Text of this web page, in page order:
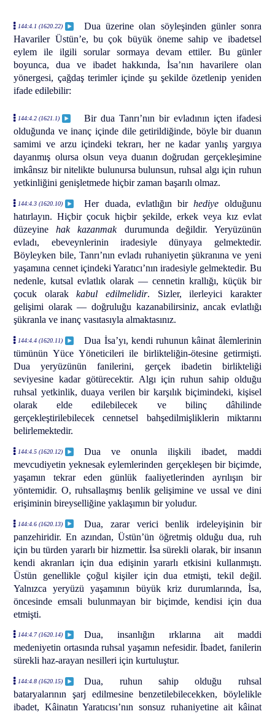
144:4.1 (1620.22)
Dua üzerine olan söyleşinden günler sonra
Havariler Üstün’e, bu çok büyük öneme sahip ve ibadetsel
eylem ile ilgili sorular sormaya devam ettiler. Bu günler
boyunca, dua ve ibadet hakkında, İsa’nın havarilere olan
yönergesi, çağdaş terimler içinde şu şekilde özetlenip yeniden
ifade edilebilir:
144:4.2 (1621.1)
Bir dua Tanrı’nın bir evladının içten ifadesi
olduğunda ve inanç içinde dile getirildiğinde, böyle bir duanın
samimi ve arzu içindeki tekrarı, her ne kadar yanlış yargıya
dayanmış olursa olsun veya duanın doğrudan gerçekleşimine
imkânsız bir nitelikte bulunursa bulunsun, ruhsal algı için ruhun
yetkinliğini genişletmede hiçbir zaman başarılı olmaz.
144:4.3 (1620.10) Her duada, evlatlığın birhediye olduğunu
hatırlayın. Hiçbir çocuk hiçbir şekilde, erkek veya kız evlat
düzeyinehak kazanmakdurumunda değildir. Yeryüzünün
evladı, ebeveynlerinin iradesiyle dünyaya gelmektedir.
Böyleyken bile, Tanrı’nın evladı ruhaniyetin şükranına ve yeni
yaşamına cennet içindeki Yaratıcı’nın iradesiyle gelmektedir. Bu
nedenle, kutsal evlatlık olarak — cennetin krallığı, küçük bir
çocuk olarakkabul edilmelidir. Sizler, ilerleyici karakter
gelişimi olarak — doğruluğu kazanabilirsiniz, ancak evlatlığı
şükranla ve inanç vasıtasıyla almaktasınız.
144:4.4 (1620.11)
Dua İsa’yı, kendi ruhunun kâinat âlemlerinin
tümünün Yüce Yöneticileri ile birlikteliğin-ötesine getirmişti.
Dua yeryüzünün fanilerini, gerçek ibadetin birlikteliği
seviyesine kadar götürecektir. Algı için ruhun sahip olduğu
ruhsal yetkinlik, duaya verilen bir karşılık biçimindeki, kişisel
olarak elde edilebilecek ve bilinç dâhilinde
gerçekleştirilebilecek cennetsel bahşedilmişliklerin miktarını
belirlemektedir.
144:4.5 (1620.12)
Dua ve onunla ilişkili ibadet, maddi
mevcudiyetin yeknesak eylemlerinden gerçekleşen bir biçimde,
yaşamın tekrar eden günlük faaliyetlerinden ayrılışın bir
yöntemidir. O, ruhsallaşmış benlik gelişimine ve ussal ve dini
erişiminin bireyselliğine yaklaşımın bir yoludur.
144:4.6 (1620.13)
Dua, zarar verici benlik irdeleyişinin bir
panzehiridir. En azından, Üstün’ün öğretmiş olduğu dua, ruh
için bu türden yararlı bir hizmettir. İsa sürekli olarak, bir insanın
kendi akranları için dua edişinin yararlı etkisini kullanmıştı.
Üstün genellikle çoğul kişiler için dua etmişti, tekil değil.
Yalnızca yeryüzü yaşamının büyük kriz durumlarında, İsa,
öncesinde emsali bulunmayan bir biçimde, kendisi için dua
etmişti.
144:4.7 (1620.14)
Dua, insanlığın ırklarına ait maddi
medeniyetin ortasında ruhsal yaşamın nefesidir. İbadet, fanilerin
sürekli haz-arayan nesilleri için kurtuluştur.
144:4.8 (1620.15)
Dua, ruhun sahip olduğu ruhsal
bataryalarının şarj edilmesine benzetilebilecekken, böylelikle
ibadet, Kâinatın Yaratıcısı’nın sonsuz ruhaniyetine ait kâinat